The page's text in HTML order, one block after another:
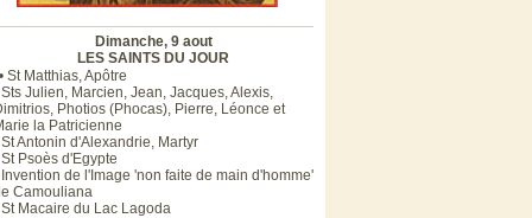
Dimanche, 9 aout
LES SAINTS DU JOUR
• St Matthias, Apôtre
Sts Julien, Marcien, Jean, Jacques, Alexis,
Photios (Phocas), Pierre, Léonce et
la Patricienne
St Antonin d'Alexandrie, Martyr
St Psoès d'Egypte
Invention de l'Image 'non faite de main d'homme'
Camouliana
St Macaire du Lac Lagoda